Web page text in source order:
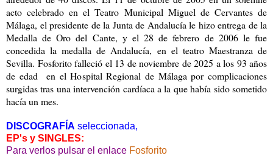
acto celebrado en el Teatro Municipal Miguel de Cervantes de
Málaga, el presidente de la Junta de Andalucía le hizo entrega de la
Medalla de Oro del Cante, y el 28 de febrero de 2006 le fue
concedida la medalla de Andalucía, en el teatro Maestranza de
Sevilla. Fosforito falleció el 13 de noviembre de 2025 a los 93 años
de edad en el Hospital Regional de Málaga por complicaciones
surgidas tras una intervención cardíaca a la que había sido sometido
hacía un mes.
DISCOGRAFÍA seleccionada,
EP's y SINGLES:
Para verlos pulsar el enlace Fosforito